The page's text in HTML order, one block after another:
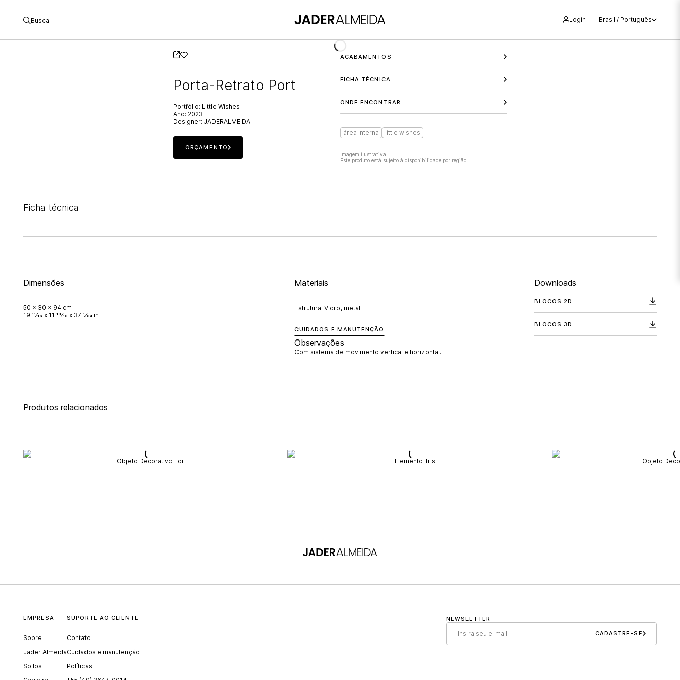
Busca Login Brasil / Português
Porta-Retrato Port
Portfólio: Little Wishes
Ano: 2023
Designer: JADERALMEIDA
ORÇAMENTO
ACABAMENTOS
FICHA TÉCNICA
ONDE ENCONTRAR
área interna little wishes
Imagem ilustrativa.
Este produto está sujeito à disponibilidade por região.
Ficha técnica
Dimensões
50 x 30 x 94 cm
19 11⁄16 x 11 13⁄16 x 37 1⁄64 in
Materiais
Estrutura: Vidro, metal
CUIDADOS E MANUTENÇÃO
Observações
Com sistema de movimento vertical e horizontal.
Downloads
BLOCOS 2D
BLOCOS 3D
Produtos relacionados
Objeto Decorativo Foil Elemento Tris Objeto
EMPRESA
Sobre
Jader Almeida
Sollos
SUPORTE AO CLIENTE
Contato
Cuidados e manutenção
Políticas
NEWSLETTER
CADASTRE-SE